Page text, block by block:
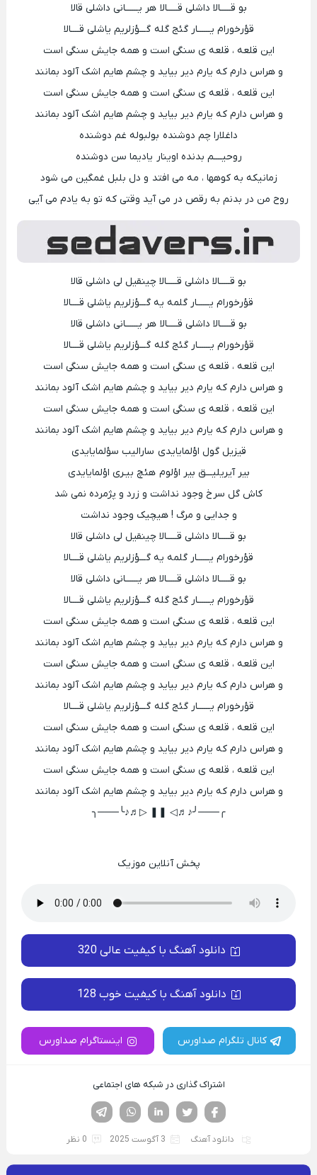
بو قـــــالا داشلی قـــــالا هر یــــــانی داشلی قالا
قؤرخورام یــــــار گئج گله گـــؤزلریم یاشلی قــــالا
این قلعه ، قلعه ی سنگی است و همه جایش سنگی است
و هراس دارم که یارم دیر بیاید و چشم هایم اشک آلود بمانند
این قلعه ، قلعه ی سنگی است و همه جایش سنگی است
و هراس دارم که یارم دیر بیاید و چشم هایم اشک آلود بمانند
داغلارا چم دوشنده بولبوله غم دوشنده
روحیــــم بدنده اوینار یادیما سن دوشنده
زمانیکه به کوهها ، مه می افتد و دل بلبل غمگین می شود
روح من در بدنم به رقص در می آید وقتی که تو به یادم می آیی
بو قـــــالا داشلی قـــــالا چینقیل لی داشلی قالا
قؤرخورام یــــــار گلمه یه گـــؤزلریم یاشلی قــــالا
بو قـــــالا داشلی قـــــالا هر یــــــانی داشلی قالا
قؤرخورام یــــــار گئج گله گـــؤزلریم یاشلی قــــالا
این قلعه ، قلعه ی سنگی است و همه جایش سنگی است
و هراس دارم که یارم دیر بیاید و چشم هایم اشک آلود بمانند
این قلعه ، قلعه ی سنگی است و همه جایش سنگی است
و هراس دارم که یارم دیر بیاید و چشم هایم اشک آلود بمانند
قیزیل گول اؤلمایایدی سارالیب سؤلمایایدی
بیر آیریلیـــق بیر اؤلوم هئچ بیـری اؤلمایایدی
کاش گل سرخ وجود نداشت و زرد و پژمرده نمی شد
و جدایی و مرگ ! هیچیک وجود نداشت
بو قـــــالا داشلی قـــــالا چینقیل لی داشلی قالا
قؤرخورام یــــــار گلمه یه گـــؤزلریم یاشلی قــــالا
بو قـــــالا داشلی قـــــالا هر یــــــانی داشلی قالا
قؤرخورام یــــــار گئج گله گـــؤزلریم یاشلی قــــالا
این قلعه ، قلعه ی سنگی است و همه جایش سنگی است
و هراس دارم که یارم دیر بیاید و چشم هایم اشک آلود بمانند
این قلعه ، قلعه ی سنگی است و همه جایش سنگی است
و هراس دارم که یارم دیر بیاید و چشم هایم اشک آلود بمانند
قؤرخورام یــــــار گئج گله گـــؤزلریم یاشلی قــــالا
این قلعه ، قلعه ی سنگی است و همه جایش سنگی است
و هراس دارم که یارم دیر بیاید و چشم هایم اشک آلود بمانند
این قلعه ، قلعه ی سنگی است و همه جایش سنگی است
و هراس دارم که یارم دیر بیاید و چشم هایم اشک آلود بمانند
╭───╯♪♬◁ ❚❚ ▷♬♪╰───╮
پخش آنلاین موزیک
دانلود آهنگ با کیفیت عالی 320
دانلود آهنگ با کیفیت خوب 128
کانال تلگرام صداورس اینستاگرام صداورس
اشتراک گذاری در شبکه های اجتماعی
لینکدین تویتر
فیسوک
دانلود آهنگ 3 آگوست 2025 0 نظر